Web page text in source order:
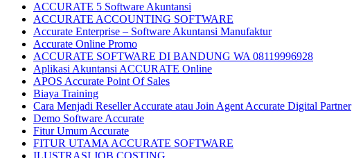
ACCURATE 5 Software Akuntansi
ACCURATE ACCOUNTING SOFTWARE
Accurate Enterprise – Software Akuntansi Manufaktur
Accurate Online Promo
ACCURATE SOFTWARE DI BANDUNG WA 08119996928
Aplikasi Akuntansi ACCURATE Online
APOS Accurate Point Of Sales
Biaya Training
Cara Menjadi Reseller Accurate atau Join Agent Accurate Digital Partner
Demo Software Accurate
Fitur Umum Accurate
FITUR UTAMA ACCURATE SOFTWARE